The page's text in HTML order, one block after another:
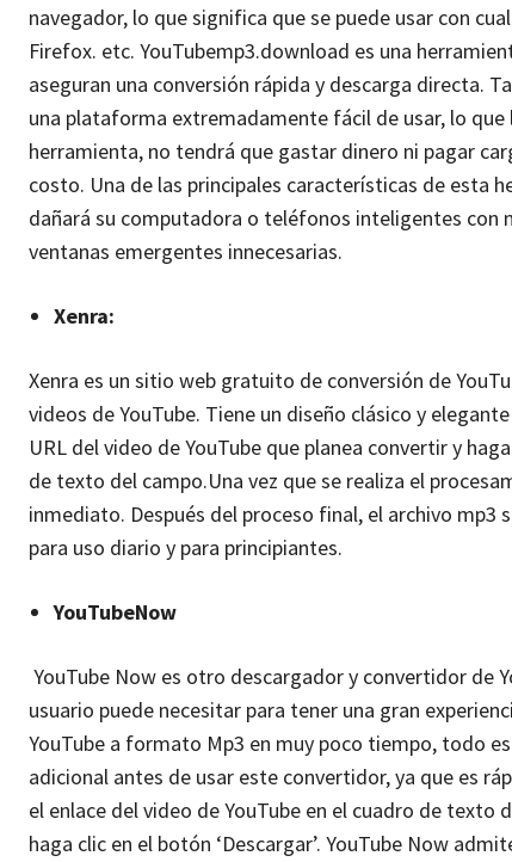
navegador, lo que significa que se puede usar con
Firefox. etc. YouTubemp3.download es una
aseguran una conversión rápida y descarga directa.
una plataforma extremadamente fácil de usar, lo
herramienta, no tendrá que gastar dinero ni pagar
costo. Una de las principales características de esta
dañará su computadora o teléfonos inteligentes con
ventanas emergentes innecesarias.
Xenra:
Xenra es un sitio web gratuito de conversión de
videos de YouTube. Tiene un diseño clásico y
URL del video de YouTube que planea convertir y
de texto del campo.Una vez que se realiza el
inmediato. Después del proceso final, el archivo
para uso diario y para principiantes.
YouTubeNow
YouTube Now es otro descargador y convertidor de
usuario puede necesitar para tener una gran
YouTube a formato Mp3 en muy poco tiempo, todo
adicional antes de usar este convertidor, ya que es
el enlace del video de YouTube en el cuadro de
haga clic en el botón ‘Descargar’. YouTube Now